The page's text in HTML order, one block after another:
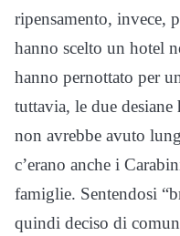
ripensamento, invece,
hanno scelto un hotel
hanno pernottato per
tuttavia, le due
non avrebbe avuto
c’erano anche i
famiglie. Sentendosi
quindi deciso di